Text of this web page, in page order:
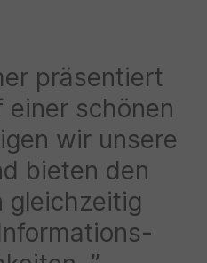
präsentiert
einer schönen
wir unsere
bieten den
gleichzeitig